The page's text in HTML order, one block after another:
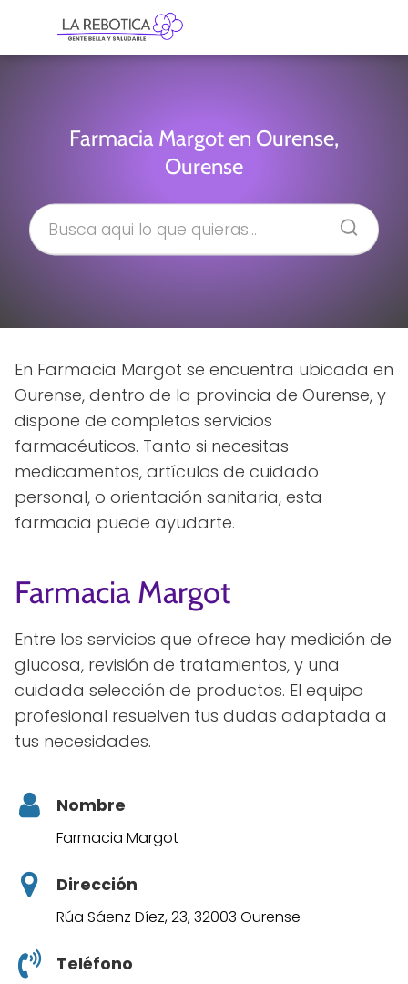
Farmacia Margot en Ourense,
Ourense
En Farmacia Margot se encuentra ubicada en
Ourense, dentro de la provincia de Ourense, y
dispone de completos servicios
farmacéuticos. Tanto si necesitas
medicamentos, artículos de cuidado
personal, o orientación sanitaria, esta
farmacia puede ayudarte.
Farmacia Margot
Entre los servicios que ofrece hay medición de
glucosa, revisión de tratamientos, y una
cuidada selección de productos. El equipo
profesional resuelven tus dudas adaptada a
tus necesidades.
Nombre
Farmacia Margot
Dirección
Rúa Sáenz Díez, 23, 32003 Ourense
Teléfono